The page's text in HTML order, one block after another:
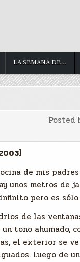
LA SEMANA DE…
Posted
de mis
unos metros de
pero es
de las
tono ahumado,
el exterior se
Luego de